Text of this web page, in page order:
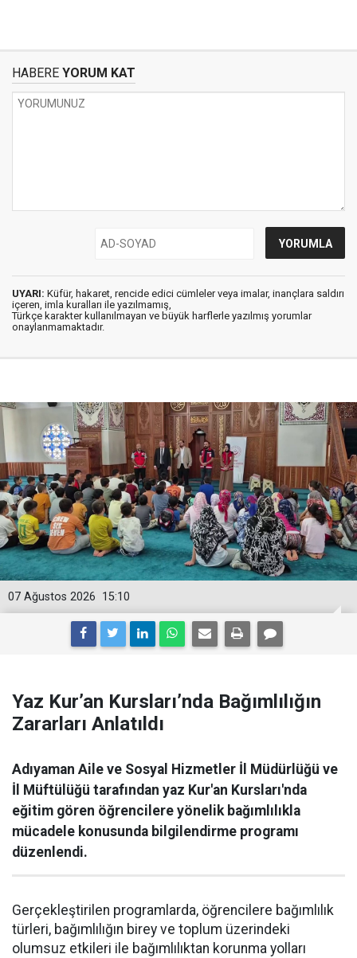
HABERE YORUM KAT
UYARI: Küfür, hakaret, rencide edici cümleler veya imalar, inançlara saldırı
içeren, imla kuralları ile yazılmamış,
Türkçe karakter kullanılmayan ve büyük harflerle yazılmış yorumlar
onaylanmamaktadır.
15:10
07 Ağustos 2026
Yaz Kur’an Kursları’nda Bağımlılığın
Zararları Anlatıldı
Adıyaman Aile ve Sosyal Hizmetler İl Müdürlüğü ve
İl Müftülüğü tarafından yaz Kur'an Kursları'nda
eğitim gören öğrencilere yönelik bağımlılıkla
mücadele konusunda bilgilendirme programı
düzenlendi.
Gerçekleştirilen programlarda, öğrencilere bağımlılık
türleri, bağımlılığın birey ve toplum üzerindeki
olumsuz etkileri ile bağımlılıktan korunma yolları